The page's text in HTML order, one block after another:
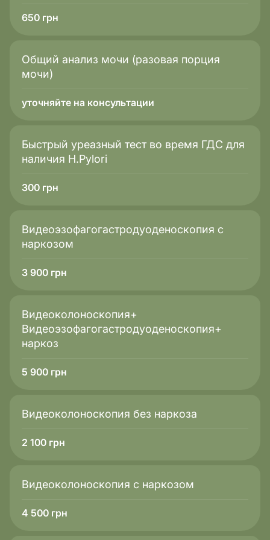
650 грн
Общий анализ мочи (разовая порция
мочи)
уточняйте на консультации
Быстрый уреазный тест во время ГДС для
наличия H.Pylori
300 грн
Видеоэзофагогастродуоденоскопия с
наркозом
3 900 грн
Видеоколоноскопия+
Видеоэзофагогастродуоденоскопия+
наркоз
5 900 грн
Видеоколоноскопия без наркоза
2 100 грн
Видеоколоноскопия с наркозом
4 500 грн